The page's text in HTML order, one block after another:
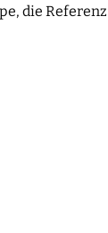
die Referenz